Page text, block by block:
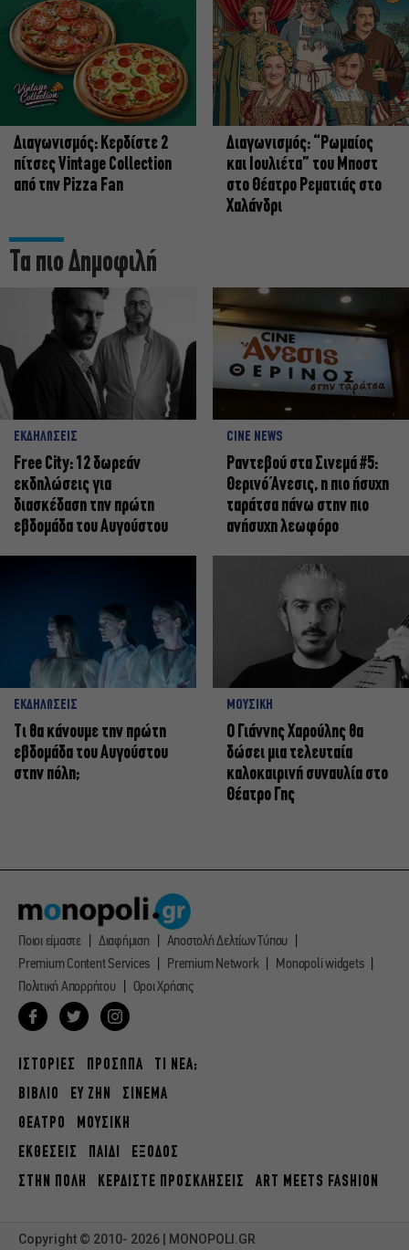
Διαγωνισμός: Κερδίστε 2
πίτσες Vintage Collection
από την Pizza Fan
Διαγωνισμός: “Ρωμαίος
και Ιουλιέτα” του Μποστ
στο Θέατρο Ρεματιάς στο
Χαλάνδρι
Τα πιο Δημοφιλή
ΕΚΔΗΛΩΣΕΙΣ
Free City: 12 δωρεάν
εκδηλώσεις για
διασκέδαση την πρώτη
εβδομάδα του Αυγούστου
CINE NEWS
Ραντεβού στα Σινεμά #5:
Θερινό Άνεσις, η πιο ήσυχη
ταράτσα πάνω στην πιο
ανήσυχη λεωφόρο
ΕΚΔΗΛΩΣΕΙΣ
Τι θα κάνουμε την πρώτη
εβδομάδα του Αυγούστου
στην πόλη;
ΜΟΥΣΙΚΗ
Ο Γιάννης Χαρούλης θα
δώσει μια τελευταία
καλοκαιρινή συναυλία στο
Θέατρο Γης
Ποιοι είμαστε Διαφήμιση
Αποστολή Δελτίων Τύπου
Premium Content Services
Premium Network
Monopoli widgets
Πολιτική Απορρήτου
Οροι Χρήσης
ΙΣΤΟΡΙΕΣ ΠΡΟΣΩΠΑ
ΤΙ ΝΕΑ;
ΒΙΒΛΙΟ
ΕΥ ΖΗΝ
ΣΙΝΕΜΑ
ΘΕΑΤΡΟ
ΜΟΥΣΙΚΗ
ΕΚΘΕΣΕΙΣ
ΠΑΙΔΙ
ΕΞΟΔΟΣ
ΣΤΗΝ ΠΟΛΗ
ΚΕΡΔΙΣΤΕ ΠΡΟΣΚΛΗΣΕΙΣ ART MEETS FASHION
Copyright © 2010- 2026 | MONOPOLI.GR